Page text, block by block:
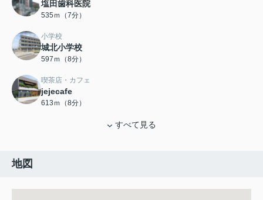
塩田歯科医院
535ｍ（7分）
小学校
城北小学校
597ｍ（8分）
喫茶店・カフェ
jejecafe
613ｍ（8分）
すべて見る
地図